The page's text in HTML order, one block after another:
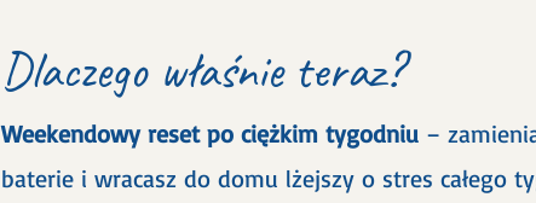
Dlaczego właśnie teraz?
Weekendowy reset po ciężkim tygodniu –
baterie i wracasz do domu lżejszy o stres całego